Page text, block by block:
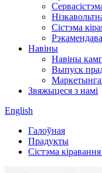
Сістэма
Навіны
Навіны
Выпуск
Звяжыцеся з намі
English
Галоўная
Прадукты
Сістэма